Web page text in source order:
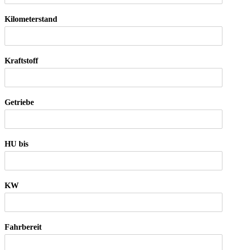
Kilometerstand
Kraftstoff
Getriebe
HU bis
KW
Fahrbereit